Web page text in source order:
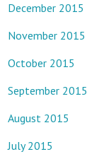
December 2015
November 2015
October 2015
September 2015
August 2015
July 2015